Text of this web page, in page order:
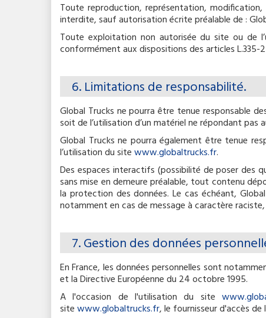
Toute reproduction, représentation,
interdite, sauf autorisation écrite préalable de :
Toute exploitation non autorisée du site ou de
conformément aux dispositions des articles
6. Limitations de responsabilité.
Global Trucks ne pourra être tenue responsable
soit de l’utilisation d’un matériel ne répondant pas
Global Trucks ne pourra également être tenue
l’utilisation du sitewww.globaltrucks.fr.
Des espaces interactifs (possibilité de poser des
sans mise en demeure préalable, tout contenu
la protection des données. Le cas échéant,
notamment en cas de message à caractère
7. Gestion des données
En France, les données personnelles sont
et la Directive Européenne du 24 octobre 1995.
A l'occasion de l'utilisation du site
sitewww.globaltrucks.fr, le fournisseur d'accès